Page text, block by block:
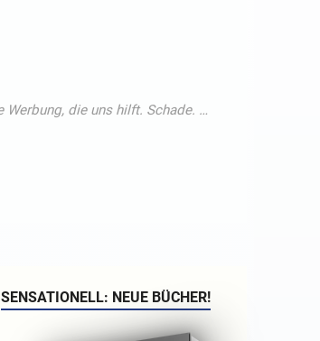
SENSATIONELL: NEUE BÜCHER!